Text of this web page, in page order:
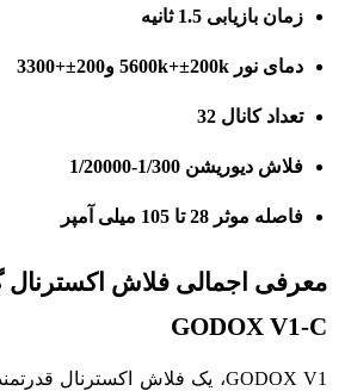
زمان بازیابی 1.5 ثانیه
دمای نور 5600k+ ±200k و200±+3300
تعداد کانال 32
فلاش دیوریشن 1/300-1/20000
فاصله موثر 28 تا 105 میلی آمپر
معرفی اجمالی فلاش
GODOX V1-C